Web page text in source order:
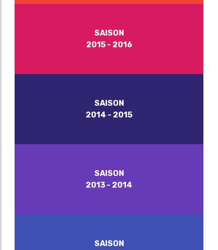
SAISON
2015 - 2016
SAISON
2014 - 2015
SAISON
2013 - 2014
SAISON